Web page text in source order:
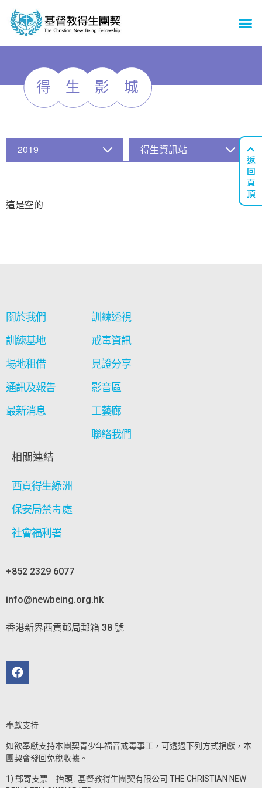
得 生 影 城
2019 得生資訊站
這是空的
返
回
頁
頂
關於我們
訓練基地
場地租借
通訊及報告
最新消息
訓練透視
戒毒資訊
見證分享
影音區
工藝廊
聯絡我們
相關連結
西貢得生綠洲
保安局禁毒處
社會福利署
+852 2329 6077
info@newbeing.org.hk
香港新界西貢郵局郵箱 38 號
奉獻支持
如欲奉獻支持本團契青少年福音戒毒事工，可透過下列方式捐獻，本
團契會發回免稅收據。
1) 郵寄支票－抬頭 : 基督教得生團契有限公司 THE CHRISTIAN NEW